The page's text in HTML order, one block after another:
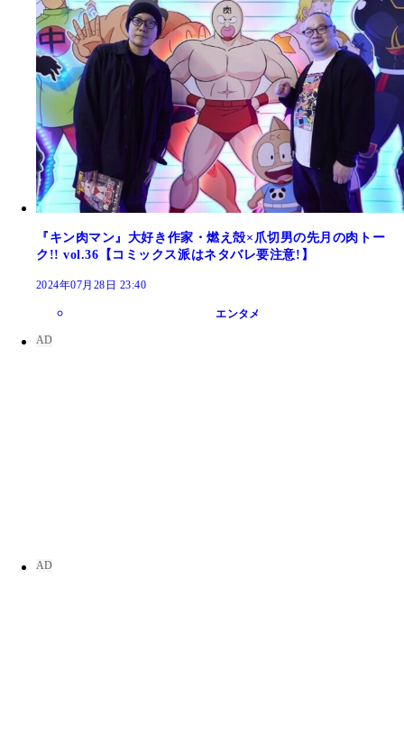
『キン肉マン』大好き作家・燃え殻×爪切男の先月の肉トー
ク!! vol.36【コミックス派はネタバレ要注意!】
2024年07月28日 23:40
エンタメ